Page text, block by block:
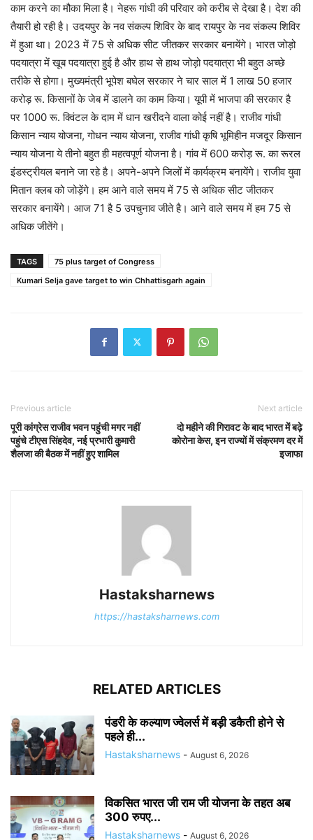
काम करने का मौका मिला है। नेहरू गांधी की परिवार को करीब से देखा है। देश की
तैयारी हो रही है। उदयपुर के नव संकल्प शिविर के बाद रायपुर के नव संकल्प शिविर
में हुआ था। 2023 में 75 से अधिक सीट जीतकर सरकार बनायेंगे। भारत जोड़ो
पदयात्रा में खूब पदयात्रा हुई है और हाथ से हाथ जोड़ो पदयात्रा भी बहुत अच्छे
तरीके से होगा। मुख्यमंत्री भूपेश बघेल सरकार ने चार साल में 1 लाख 50 हजार
करोड़ रू. किसानों के जेब में डालने का काम किया। यूपी में भाजपा की सरकार है
पर 1000 रू. क्विंटल के दाम में धान खरीदने वाला कोई नहीं है। राजीव गांधी
किसान न्याय योजना, गोधन न्याय योजना, राजीव गांधी कृषि भूमिहीन मजदूर किसान
न्याय योजना ये तीनो बहुत ही महत्वपूर्ण योजना है। गांव में 600 करोड़ रू. का रूरल
इंडस्ट्रीयल बनाने जा रहे है। अपने-अपने जिलों में कार्यक्रम बनायेंगे। राजीव युवा
मितान क्लब को जोड़ेंगे। हम आने वाले समय में 75 से अधिक सीट जीतकर
सरकार बनायेंगे। आज 71 है 5 उपचुनाव जीते है। आने वाले समय में हम 75 से
अधिक जीतेंगे।
TAGS
75 plus target of Congress
Kumari Selja gave target to win Chhattisgarh again
Previous article
पूरी कांग्रेस राजीव भवन पहुंची मगर नहीं
पहुंचे टीएस सिंहदेव, नई प्रभारी कुमारी
शैलजा की बैठक में नहीं हुए शामिल
Next article
दो महीने की गिरावट के बाद भारत में बढ़े
कोरोना केस, इन राज्यों में संक्रमण दर में
इजाफा
Hastaksharnews
https://hastaksharnews.com
RELATED ARTICLES
पंडरी के कल्याण ज्वेलर्स में बड़ी डकैती होने से
पहले ही...
Hastaksharnews - August 6, 2026
विकसित भारत जी राम जी योजना के तहत अब
300 रुपए...
Hastaksharnews - August 6, 2026